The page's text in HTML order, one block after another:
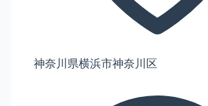
神奈川県横浜市神奈川区